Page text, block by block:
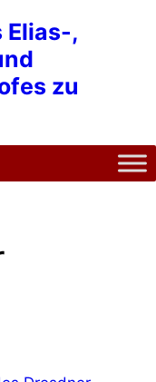
Elias-,
zu